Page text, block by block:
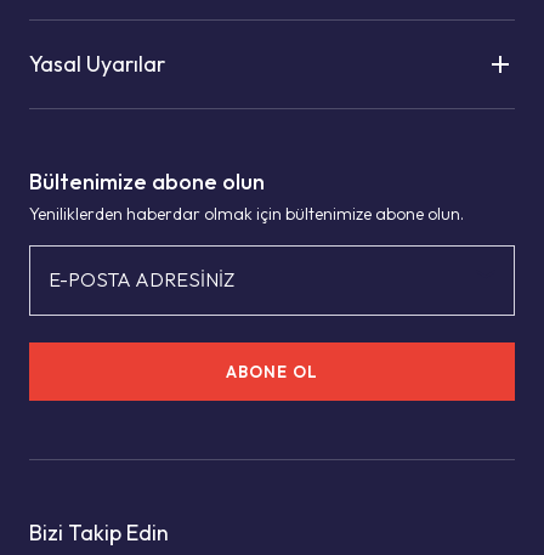
Bültenimize abone olun
Yeniliklerden haberdar olmak için bültenimize abone olun.
E-POSTA ADRESİNİZ
ABONE OL
Bizi Takip Edin
Yasal Uyarılar